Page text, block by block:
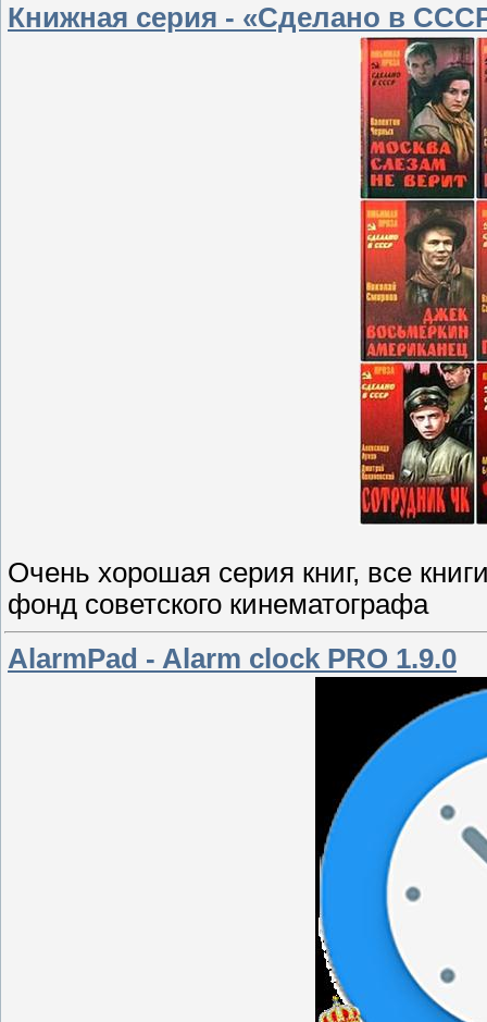
Книжная серия - «Сделано в
Очень хорошая серия книг, все
фонд советского кинематографа
AlarmPad - Alarm clock PRO 1.9.0